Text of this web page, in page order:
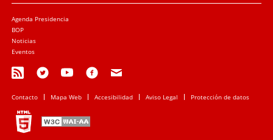
Agenda Presidencia
BOP
Noticias
Eventos
Contacto Mapa Web Accesibilidad Aviso Legal Protección de datos